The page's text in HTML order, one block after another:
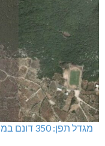
מגדל תפן: 350 דונם במתחם חדש